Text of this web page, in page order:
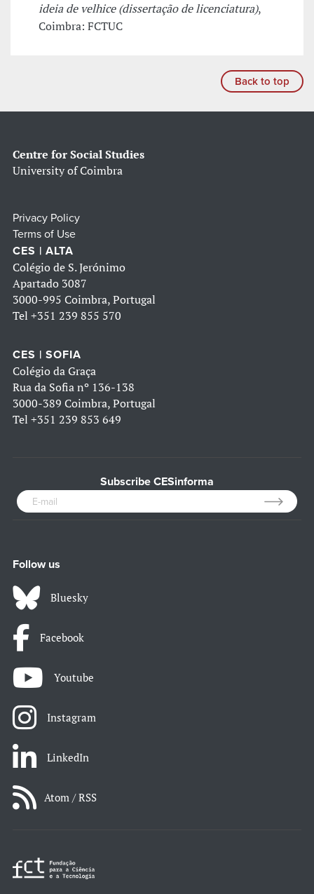
ideia de velhice (dissertação de licenciatura),
Coimbra: FCTUC
Back to top
Centre for Social Studies
University of Coimbra
Privacy Policy
Terms of Use
CES | ALTA
Colégio de S. Jerónimo
Apartado 3087
3000-995 Coimbra, Portugal
Tel +351 239 855 570
CES | SOFIA
Colégio da Graça
Rua da Sofia nº 136-138
3000-389 Coimbra, Portugal
Tel +351 239 853 649
Subscribe CESinforma
Follow us
Bluesky
Facebook
Youtube
Instagram
LinkedIn
Atom / RSS